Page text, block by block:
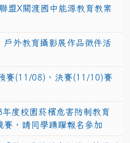
盟X關渡國中能源教育教案
戶外教育攝影展作品徵件活
賽(11/08)、決賽(11/10)賽
度校園菸檳危害防制教育
賽，請同學踴躍報名參加